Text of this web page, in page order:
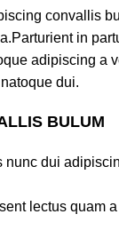
convallis
in
adipiscing a
dui.
BULUM
nunc dui
lectus quam